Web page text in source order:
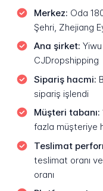
Merkez: Oda
Şehri, Zhejiang
Ana şirket:
CJDropshipping
Sipariş hacmi:
sipariş işlendi
Müşteri tabanı:
fazla müşteriye
Teslimat
teslimat oranı
oranı